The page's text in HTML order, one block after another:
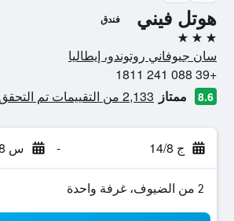
هوتل فيني فندق
3 نجوم
سان جيوفاني روتوندو، إيطاليا
+39 088 241 1811
8.6 ممتاز 2,133 من التقييمات تم التحقق منها
ج 14/8 - س 15/8
2 من الضيوف، غرفة واحدة